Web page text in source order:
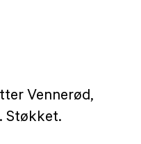
Vennerød,
Støkket.